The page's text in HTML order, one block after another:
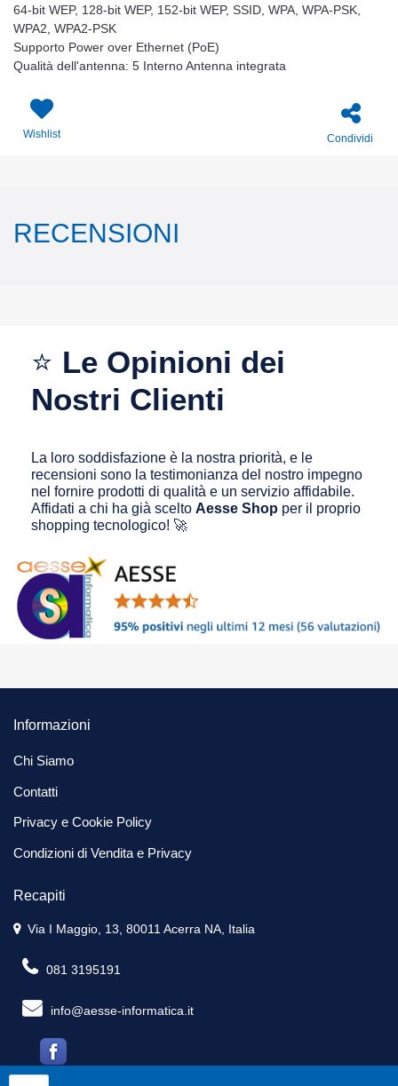
64-bit WEP, 128-bit WEP, 152-bit WEP, SSID, WPA, WPA-PSK,
WPA2, WPA2-PSK
Supporto Power over Ethernet (PoE)
Qualità dell'antenna: 5 Interno Antenna integrata
Wishlist Condividi
RECENSIONI
⭐ Le Opinioni dei
Nostri Clienti
La loro soddisfazione è la nostra priorità, e le
recensioni sono la testimonianza del nostro impegno
nel fornire prodotti di qualità e un servizio affidabile.
Affidati a chi ha già scelto Aesse Shop per il proprio
shopping tecnologico! 🚀
Informazioni
Chi Siamo
Contatti
Privacy e Cookie Policy
Condizioni di Vendita e Privacy
Recapiti
Via I Maggio, 13, 80011 Acerra NA, Italia
081 3195191
info@aesse-informatica.it